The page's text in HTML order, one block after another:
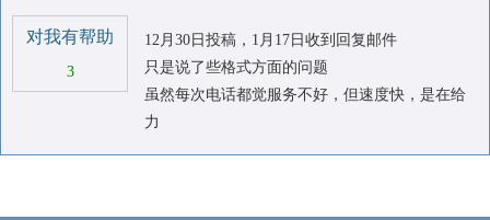
对我有帮助
3
12月30日投稿，1月17日收到回复邮件
只是说了些格式方面的问题
虽然每次电话都觉服务不好，但速度快，是在给
力